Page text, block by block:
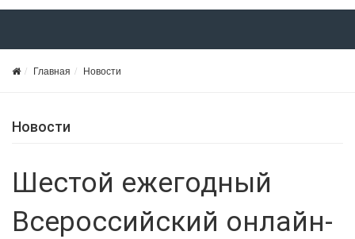
Главная Новости
Новости
Шестой ежегодный
Всероссийский онлайн-